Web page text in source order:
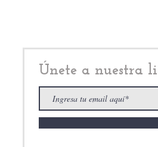
Únete a nuestra